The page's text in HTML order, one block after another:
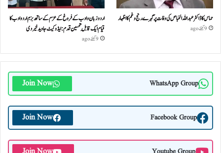
حماس کا ڈاکٹر عبداللہ الخباص کی وفات پر گہرے رنج وغم کااظہار
9 گھنٹے ago
اردو زبان و ادب کے فروغ کے عزم کے ساتھ بزمِ اردو ادب کا
قیام ایک قابلِ تحسین قدم : ایڈوکیٹ جاوید خیردی
9 گھنٹے ago
WhatsApp Group
Join Now
Facebook Group
Join Now